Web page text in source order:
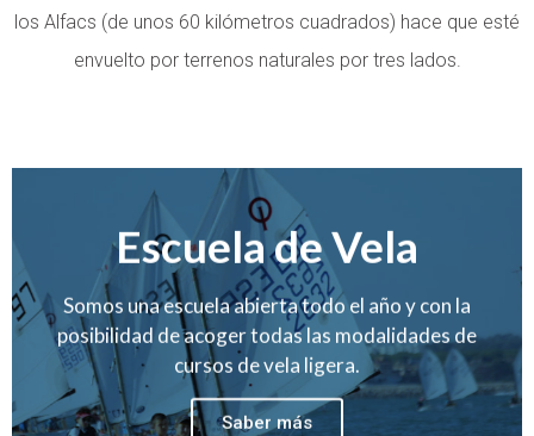
los Alfacs (de unos 60 kilómetros cuadrados) hace que esté
envuelto por terrenos naturales por tres lados.
Escuela de Vela
Somos una escuela abierta todo el año y con la
posibilidad de acoger todas las modalidades de
cursos de vela ligera.
Saber más